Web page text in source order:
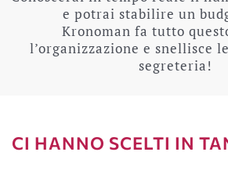
e potrai stabilire un
Kronoman fa tutto
l’organizzazione e snellisce
segreteria!
CI HANNO SCELTI IN